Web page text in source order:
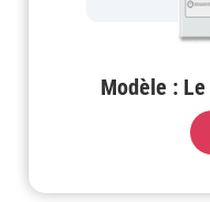
Modèle : Le